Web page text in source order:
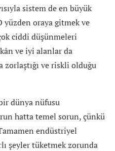
sistem de en büyük
yüzden oraya gitmek ve
ciddi düşünmeleri
ve iyi alanlar da
zorlaştığı ve riskli olduğu
dünya nüfusu
hatta temel sorun, çünkü
endüstriyel
şeyler tüketmek zorunda